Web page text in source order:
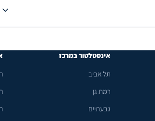
אינסטלטור במרכז
תל אביב
רמת גן
גבעתיים